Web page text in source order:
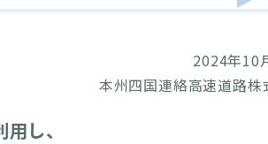
2024年10
本州四国連絡高速道路株
し、